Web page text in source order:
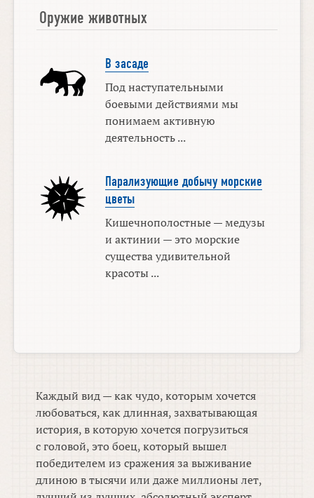
Оружие животных
В засаде
Под наступательными
боевыми действиями мы
понимаем активную
деятельность ...
Парализующие добычу морские
цветы
Кишечнополостные — медузы
и актинии — это морские
существа удивительной
красоты ...
Каждый вид — как чудо, которым хочется
любоваться, как длинная, захватывающая
история, в которую хочется погрузиться
с головой, это боец, который вышел
победителем из сражения за выживание
длиною в тысячи или даже миллионы лет,